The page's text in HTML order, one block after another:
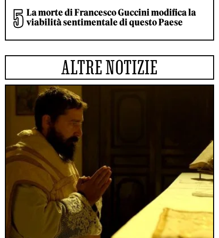
La morte di Francesco Guccini modifica la
viabilità sentimentale di questo Paese
ALTRE NOTIZIE